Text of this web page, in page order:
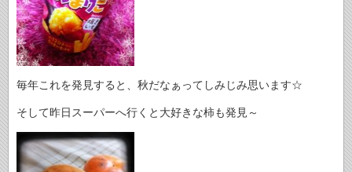
毎年これを発見すると、秋だなぁってしみじみ思います☆
そして昨日スーパーへ行くと大好きな柿も発見～